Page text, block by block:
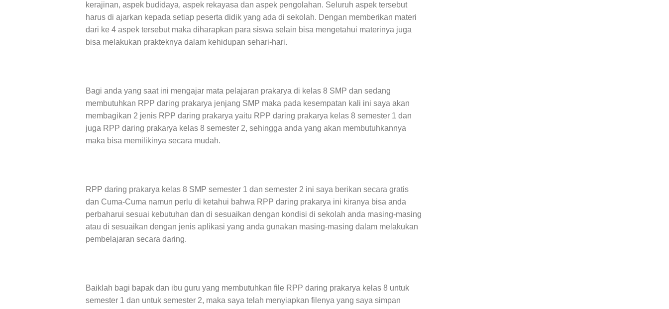
kerajinan, aspek budidaya, aspek rekayasa dan aspek pengolahan. Seluruh aspek tersebut
harus di ajarkan kepada setiap peserta didik yang ada di sekolah. Dengan memberikan materi
dari ke 4 aspek tersebut maka diharapkan para siswa selain bisa mengetahui materinya juga
bisa melakukan prakteknya dalam kehidupan sehari-hari.
Bagi anda yang saat ini mengajar mata pelajaran prakarya di kelas 8 SMP dan sedang
membutuhkan RPP daring prakarya jenjang SMP maka pada kesempatan kali ini saya akan
membagikan 2 jenis RPP daring prakarya yaitu RPP daring prakarya kelas 8 semester 1 dan
juga RPP daring prakarya kelas 8 semester 2, sehingga anda yang akan membutuhkannya
maka bisa memilikinya secara mudah.
RPP daring prakarya kelas 8 SMP semester 1 dan semester 2 ini saya berikan secara gratis
dan Cuma-Cuma namun perlu di ketahui bahwa RPP daring prakarya ini kiranya bisa anda
perbaharui sesuai kebutuhan dan di sesuaikan dengan kondisi di sekolah anda masing-masing
atau di sesuaikan dengan jenis aplikasi yang anda gunakan masing-masing dalam melakukan
pembelajaran secara daring.
Baiklah bagi bapak dan ibu guru yang membutuhkan file RPP daring prakarya kelas 8 untuk
semester 1 dan untuk semester 2, maka saya telah menyiapkan filenya yang saya simpan